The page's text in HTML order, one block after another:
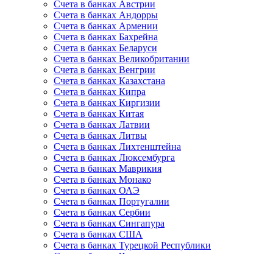
Счета в банках Австрии
Счета в банках Андорры
Счета в банках Армении
Счета в банках Бахрейна
Счета в банках Беларуси
Счета в банках Великобритании
Счета в банках Венгрии
Счета в банках Казахстана
Счета в банках Кипра
Счета в банках Киргизии
Счета в банках Китая
Счета в банках Латвии
Счета в банках Литвы
Счета в банках Лихтенштейна
Счета в банках Люксембурга
Счета в банках Маврикия
Счета в банках Монако
Счета в банках ОАЭ
Счета в банках Португалии
Счета в банках Сербии
Счета в банках Сингапура
Счета в банках США
Счета в банках Турецкой Республики